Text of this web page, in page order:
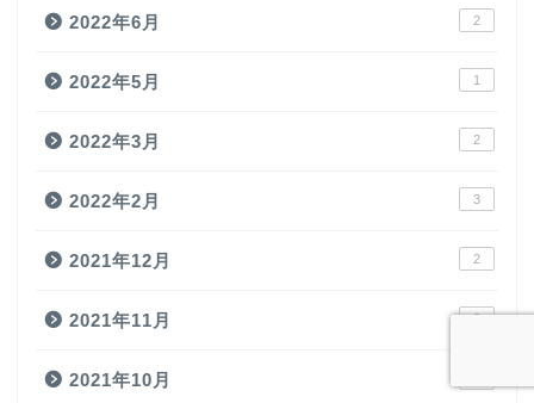
2022年6月 2
2022年5月 1
2022年3月 2
2022年2月 3
2021年12月 2
2021年11月 3
2021年10月